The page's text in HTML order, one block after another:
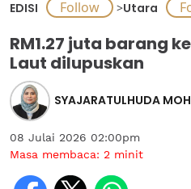
EDISI >Utara
RM1.27 juta barang
Laut dilupuskan
SYAJARATULHUDA
08 Julai 2026 02:00pm
Masa membaca: 2 minit